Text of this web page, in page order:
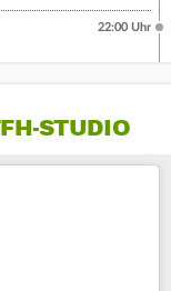
22:00 Uhr
STUDIO